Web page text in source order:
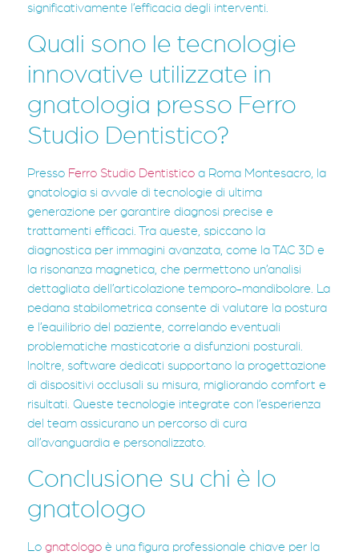
significativamente l’efficacia degli interventi.
Quali sono le tecnologie
innovative utilizzate in
gnatologia presso Ferro
Studio Dentistico?
Presso Ferro Studio Dentistico a Roma Montesacro, la
gnatologia si avvale di tecnologie di ultima
generazione per garantire diagnosi precise e
trattamenti efficaci. Tra queste, spiccano la
diagnostica per immagini avanzata, come la TAC 3D e
la risonanza magnetica, che permettono un’analisi
dettagliata dell’articolazione temporo-mandibolare. La
pedana stabilometrica consente di valutare la postura
e l’equilibrio del paziente, correlando eventuali
problematiche masticatorie a disfunzioni posturali.
Inoltre, software dedicati supportano la progettazione
di dispositivi occlusali su misura, migliorando comfort e
risultati. Queste tecnologie integrate con l’esperienza
del team assicurano un percorso di cura
all’avanguardia e personalizzato.
Conclusione su chi è lo
gnatologo
Lo gnatologo è una figura professionale chiave per la